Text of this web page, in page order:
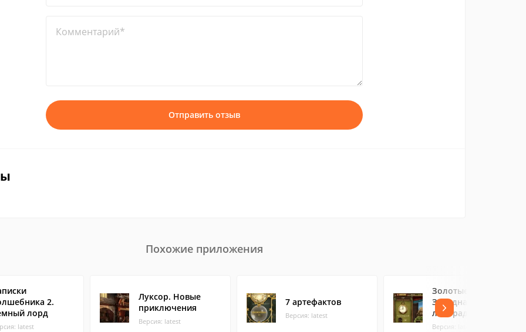
Комментарий*
Отправить отзыв
Похожие приложения
2.
лорд
latest
Луксор. Новые
приключения
Версия: latest
7 артефактов
Версия: latest
Золотые истории.
Западная
лихорадка
Версия: latest